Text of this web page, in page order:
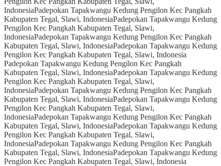
IndonesiaPadepokan Tapakwangu Kedung Pengilon Kec Pangkah
Kabupaten Tegal, Slawi, IndonesiaPadepokan Tapakwangu Kedung
Pengilon Kec Pangkah Kabupaten Tegal, Slawi,
IndonesiaPadepokan Tapakwangu Kedung Pengilon Kec Pangkah
Kabupaten Tegal, Slawi, IndonesiaPadepokan Tapakwangu Kedung
Pengilon Kec Pangkah Kabupaten Tegal, Slawi, Indonesia
Padepokan Tapakwangu Kedung Pengilon Kec Pangkah
Kabupaten Tegal, Slawi, IndonesiaPadepokan Tapakwangu Kedung
Pengilon Kec Pangkah Kabupaten Tegal, Slawi,
IndonesiaPadepokan Tapakwangu Kedung Pengilon Kec Pangkah
Kabupaten Tegal, Slawi, IndonesiaPadepokan Tapakwangu Kedung
Pengilon Kec Pangkah Kabupaten Tegal, Slawi,
IndonesiaPadepokan Tapakwangu Kedung Pengilon Kec Pangkah
Kabupaten Tegal, Slawi, IndonesiaPadepokan Tapakwangu Kedung
Pengilon Kec Pangkah Kabupaten Tegal, Slawi,
IndonesiaPadepokan Tapakwangu Kedung Pengilon Kec Pangkah
Kabupaten Tegal, Slawi, IndonesiaPadepokan Tapakwangu Kedung
Pengilon Kec Pangkah Kabupaten Tegal, Slawi, Indonesia